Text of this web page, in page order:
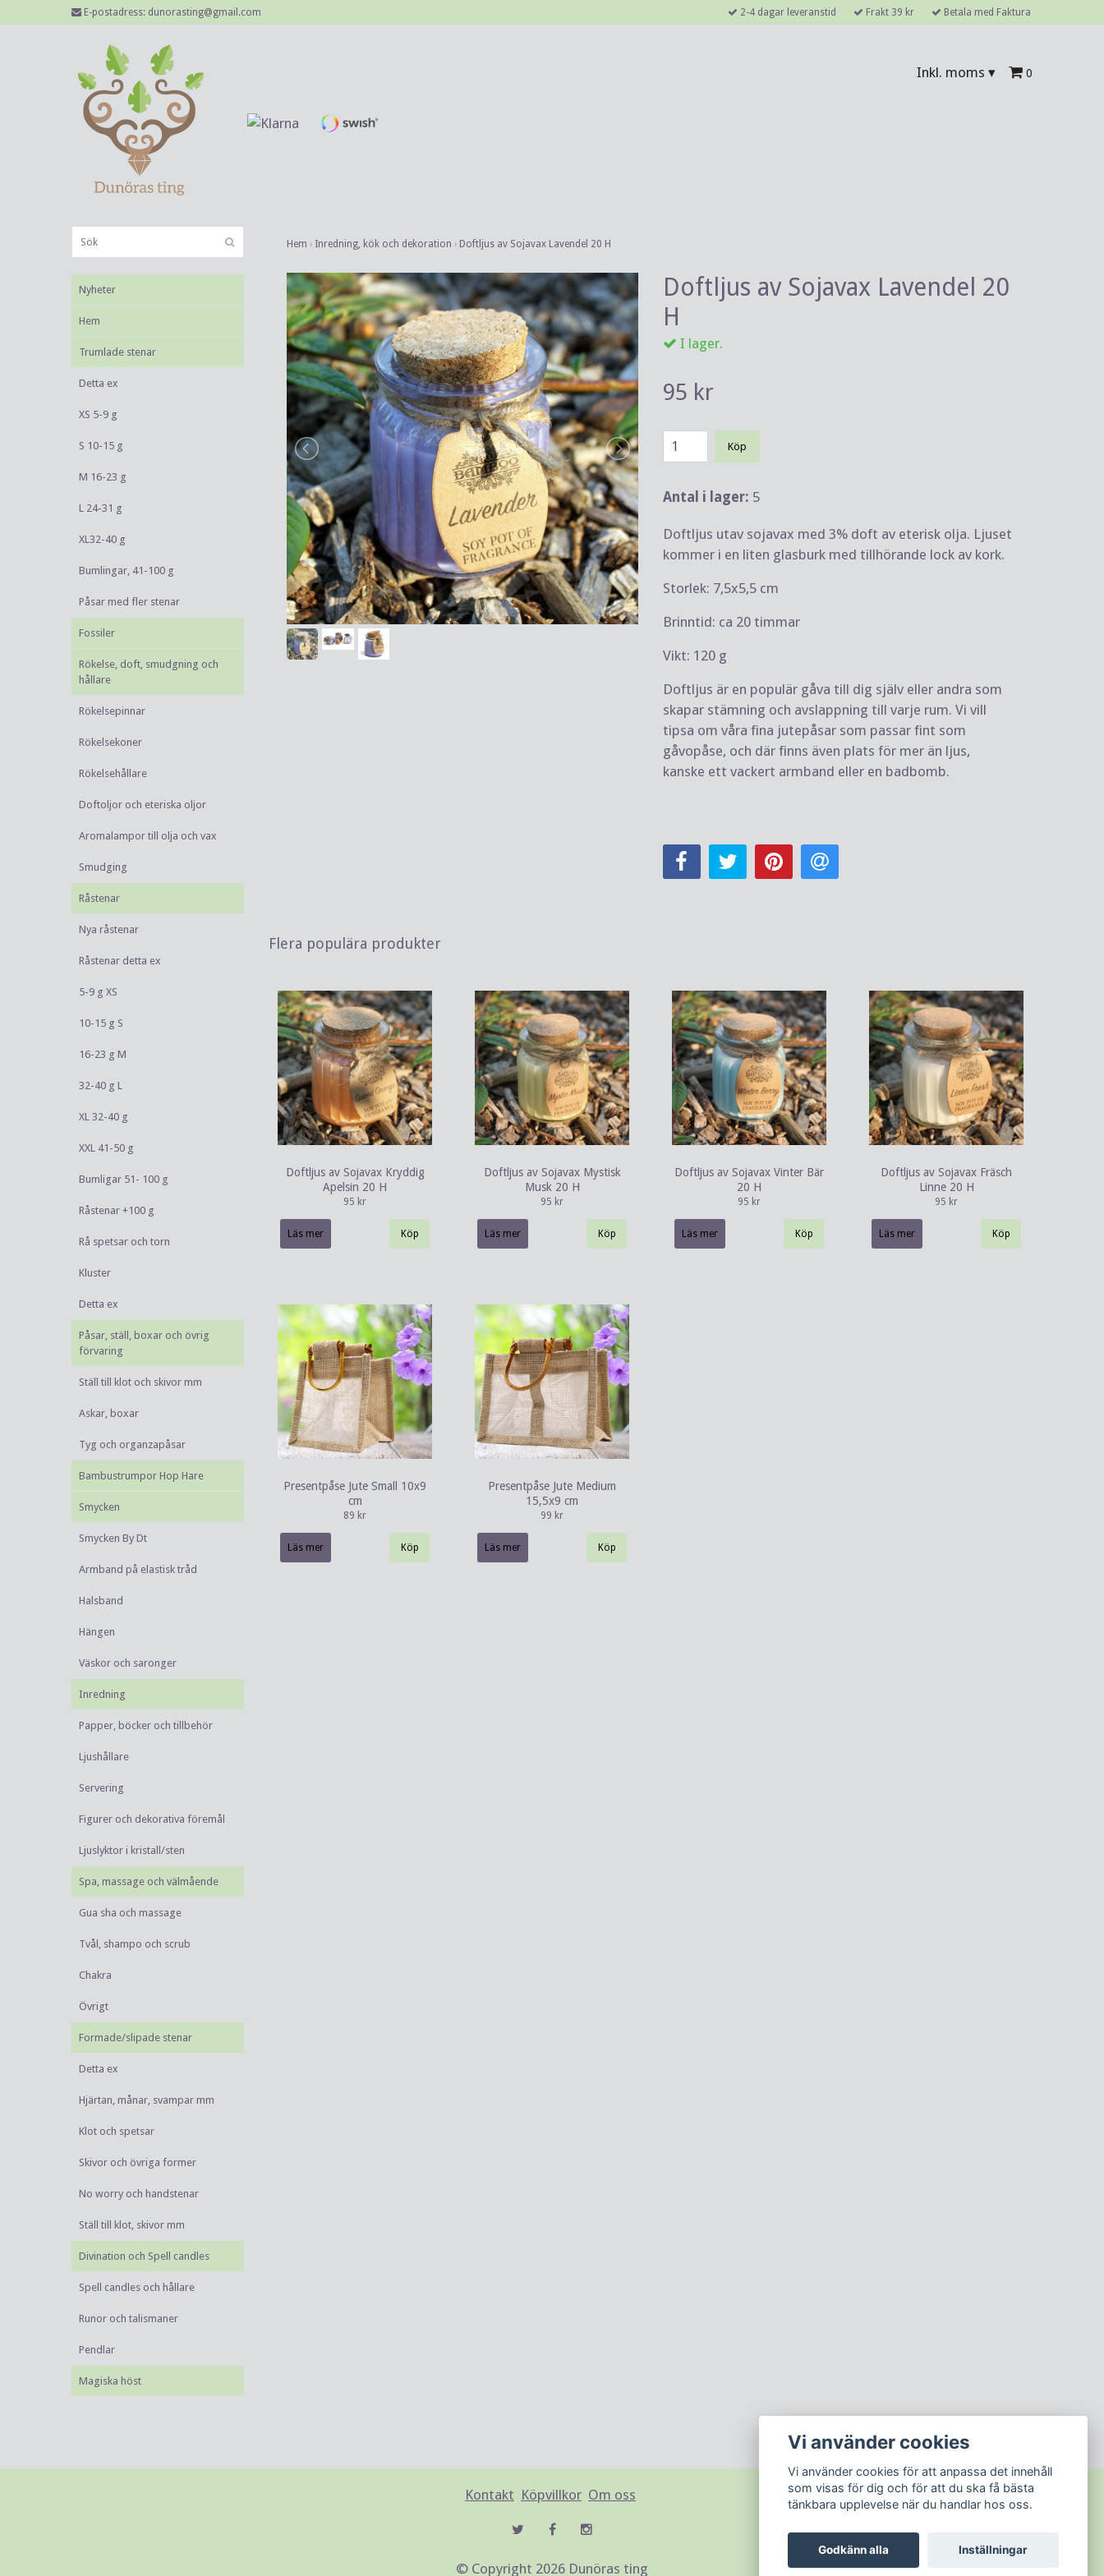
E-postadress: dunorasting@gmail.com 2-4 dagar leveranstid Frakt 39 kr Betala med Faktura
Inkl. moms ▾ 0
Nyheter
Hem
Trumlade stenar
Detta ex
XS 5-9 g
S 10-15 g
M 16-23 g
L 24-31 g
XL32-40 g
Bumlingar, 41-100 g
Påsar med fler stenar
Fossiler
Rökelse, doft, smudgning och
hållare
Rökelsepinnar
Rökelsekoner
Rökelsehållare
Doftoljor och eteriska oljor
Aromalampor till olja och vax
Smudging
Råstenar
Nya råstenar
Råstenar detta ex
5-9 g XS
10-15 g S
16-23 g M
32-40 g L
XL 32-40 g
XXL 41-50 g
Bumligar 51- 100 g
Råstenar +100 g
Rå spetsar och torn
Kluster
Detta ex
Påsar, ställ, boxar och övrig
förvaring
Ställ till klot och skivor mm
Askar, boxar
Tyg och organzapåsar
Bambustrumpor Hop Hare
Smycken
Smycken By Dt
Armband på elastisk tråd
Halsband
Hängen
Väskor och saronger
Inredning
Papper, böcker och tillbehör
Ljushållare
Servering
Figurer och dekorativa föremål
Ljuslyktor i kristall/sten
Spa, massage och välmående
Gua sha och massage
Tvål, shampo och scrub
Chakra
Övrigt
Formade/slipade stenar
Detta ex
Hjärtan, månar, svampar mm
Klot och spetsar
Skivor och övriga former
No worry och handstenar
Ställ till klot, skivor mm
Divination och Spell candles
Spell candles och hållare
Runor och talismaner
Pendlar
Magiska höst
Hem › Inredning, kök och dekoration › Doftljus av Sojavax Lavendel 20 H
Doftljus av Sojavax Lavendel 20
H
I lager.
95 kr
Köp
Antal i lager: 5
Doftljus utav sojavax med 3% doft av eterisk olja. Ljuset
kommer i en liten glasburk med tillhörande lock av kork.
Storlek: 7,5x5,5 cm
Brinntid: ca 20 timmar
Vikt: 120 g
Doftljus är en populär gåva till dig själv eller andra som
skapar stämning och avslappning till varje rum. Vi vill
tipsa om våra fina jutepåsar som passar fint som
gåvopåse, och där finns även plats för mer än ljus,
kanske ett vackert armband eller en badbomb.
Flera populära produkter
Doftljus av Sojavax Kryddig
Apelsin 20 H
95 kr
Läs mer
Doftljus av Sojavax Mystisk
Musk 20 H
95 kr
Läs mer
Doftljus av Sojavax Vinter Bär
20 H
95 kr
Läs mer
Doftljus av Sojavax Fräsch
Linne 20 H
95 kr
Läs mer
Presentpåse Jute Small 10x9
cm
89 kr
Läs mer
Presentpåse Jute Medium
15,5x9 cm
99 kr
Läs mer
Kontakt Köpvillkor Om oss
© Copyright 2026 Dunöras ting
Vi använder cookies
Vi använder cookies för att anpassa det innehåll
som visas för dig och för att du ska få bästa
tänkbara upplevelse när du handlar hos oss.
Godkänn alla Inställningar